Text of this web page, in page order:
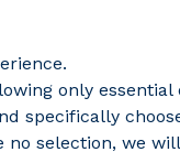
el
only essential
specifically
selection, we